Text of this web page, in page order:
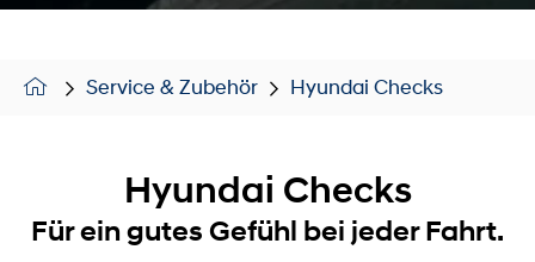
Service & Zubehör Hyundai Checks
Hyundai Checks
Für ein gutes Gefühl bei jeder Fahrt.